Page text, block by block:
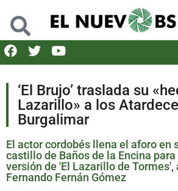
‘El Brujo’ traslada su
Lazarillo» a los
Burgalimar
El actor cordobés llena el aforo en
castillo de Baños de la Encina
versión de 'El Lazarillo de Tormes',
Fernando Fernán Gómez